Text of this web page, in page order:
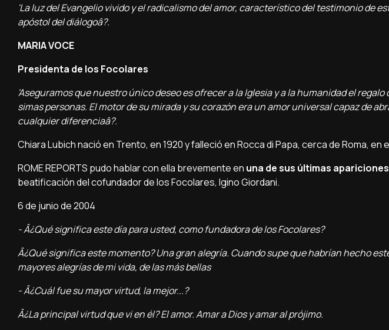
'La luz del Evangelio vivido y el radicalismo del amor, caracterí­stico del testimonio de
apóstol del diálogoâ?.
MARIA VOCE
Presidenta de los Focolares
'Aseguramos que nuestro único deseo es ofrecer a la Iglesia y a la humanidad el
simas personas. El motor de su mirada y su corazón era un amor universal capaz de
cualquier diferenciaâ?.
Chiara Lubich nació en Trento, en 1920 y falleció en Rocca di Papa, cerca de Roma, en
ROME REPORTS pudo hablar con ella brevemente en una de sus últimas
beatificación del cofundador de los Focolares, Igino Giordani.
6 de junio de 2004
- Â¿Qué significa este dí­a para usted, como fundadora de los Focolares?
Â¿Qué significa este momento? Una gran alegrí­a. Cuando supe que habrí­an hecho
mayores alegrí­as de mi vida, de las más bellas
- Â¿Cuál fue su mayor virtud, la mejor...?
Â¿La principal virtud que vi en él? El amor. Amar a Dios y amar al prójimo.